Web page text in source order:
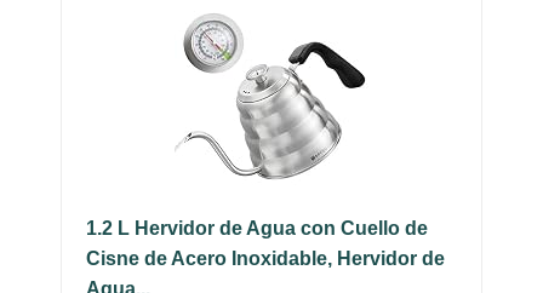
1.2 L Hervidor de Agua con Cuello de
Cisne de Acero Inoxidable, Hervidor de
Agua...